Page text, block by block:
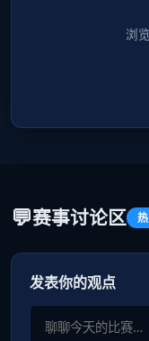
浏
💬赛事讨论区
发表你的观点